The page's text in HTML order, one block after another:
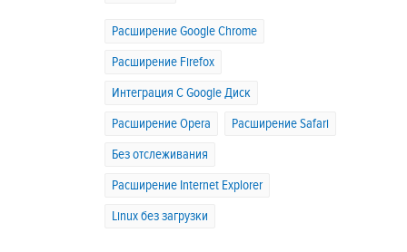
Расширение Google Chrome
Расширение Firefox
Интеграция C Google Диск
Расширение Opera
Расширение Safari
Без отслеживания
Расширение Internet Explorer
Linux без загрузки